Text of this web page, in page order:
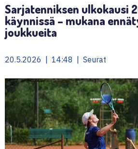
Sarjatenniksen ulkokausi
käynnissä – mukana
joukkueita
20.5.2026 | 14:48 | Seurat